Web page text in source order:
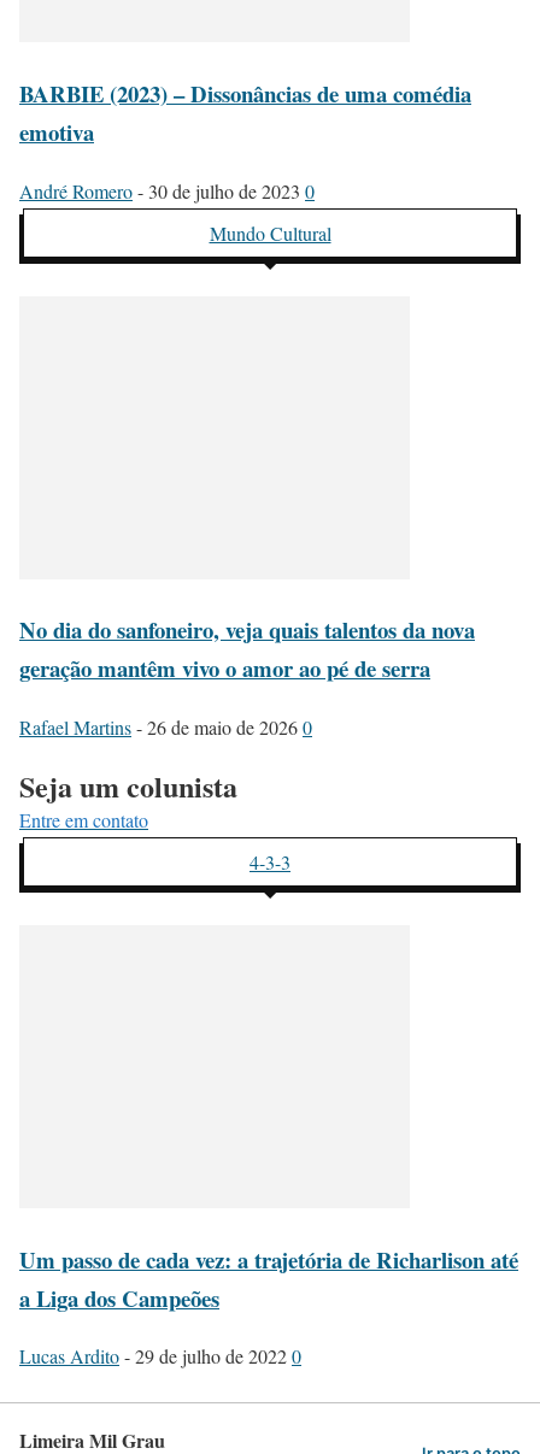
BARBIE (2023) – Dissonâncias de uma comédia
emotiva
André Romero- 30 de julho de 2023 0
Mundo Cultural
No dia do sanfoneiro, veja quais talentos da nova
geração mantêm vivo o amor ao pé de serra
Rafael Martins-26 de maio de 20260
Seja um colunista
Entre em contato
4-3-3
Um passo de cada vez: a trajetória de Richarlison até
a Liga dos Campeões
Lucas Ardito-29 de julho de 20220
Limeira Mil Grau